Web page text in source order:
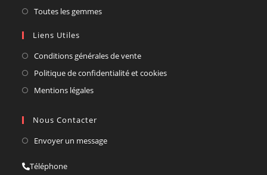
Toutes les gemmes
Liens Utiles
Conditions générales de vente
Politique de confidentialité et cookies
Mentions légales
Nous Contacter
Envoyer un message
Téléphone